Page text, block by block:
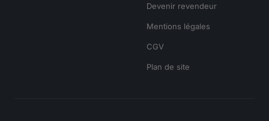
Devenir revendeur
Mentions légales
CGV
Plan de site